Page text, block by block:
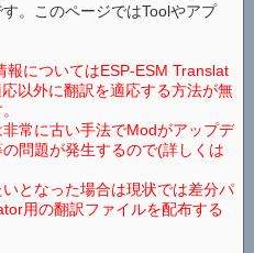
。このページではToolやアプ
についてはESP-ESM Translat
以外に翻訳を適応する方法が無
常に古い手法でModがアップデ
問題が発生するので(詳しくは
となった場合は現状では差分パ
用の翻訳ファイルを配布する